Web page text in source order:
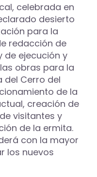
celebrada en
desierto
para la
redacción de
de ejecución y
obras para la
Cerro del
de la
creación de
visitantes y
de la ermita.
con la mayor
los nuevos